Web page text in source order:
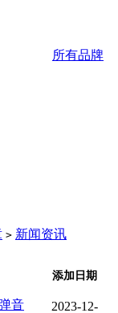
所有品牌
> 新闻资讯
添加日期
音
2023-12-